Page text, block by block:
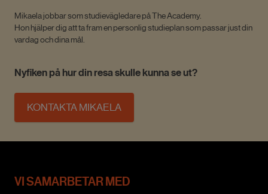
Mikaela jobbar som studievägledare på The Academy.
Hon hjälper dig att ta fram en personlig studieplan som passar just din
vardag och dina mål.
Nyfiken på hur din resa skulle kunna se ut?
KONTAKTA MIKAELA
VI SAMARBETAR MED